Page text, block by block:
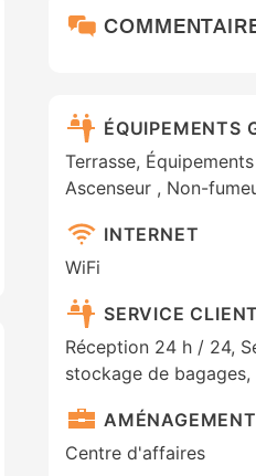
ÉQUIPEMENTS
Terrasse,
Ascenseur , Non-
INTERNET
WiFi
SERVICE
Réception 24 h / 24,
stockage de
Centre d'affaires